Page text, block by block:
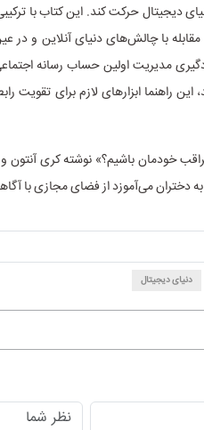
دیجیتال حرکت کند. این کتاب با
با چالش‌های دنیای آنلاین و در
مدیریت اولین حساب رسانه
راهنما ابزار‌های لازم برای تقویت
خودمان باشیم؟» نوشته کری آنتون
دختران می‌آموزد از فضای مجازی با
دنیای دیجیتال